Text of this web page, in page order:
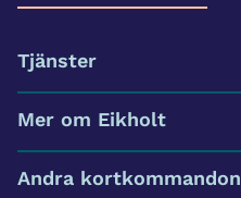
Tjänster
Mer om Eikholt
Andra kortkommandon